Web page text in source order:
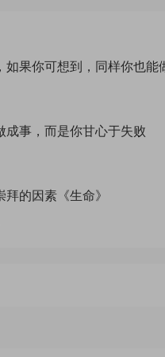
如果你可想到，同样你也能
成事，而是你甘心于失败
的因素《生命》